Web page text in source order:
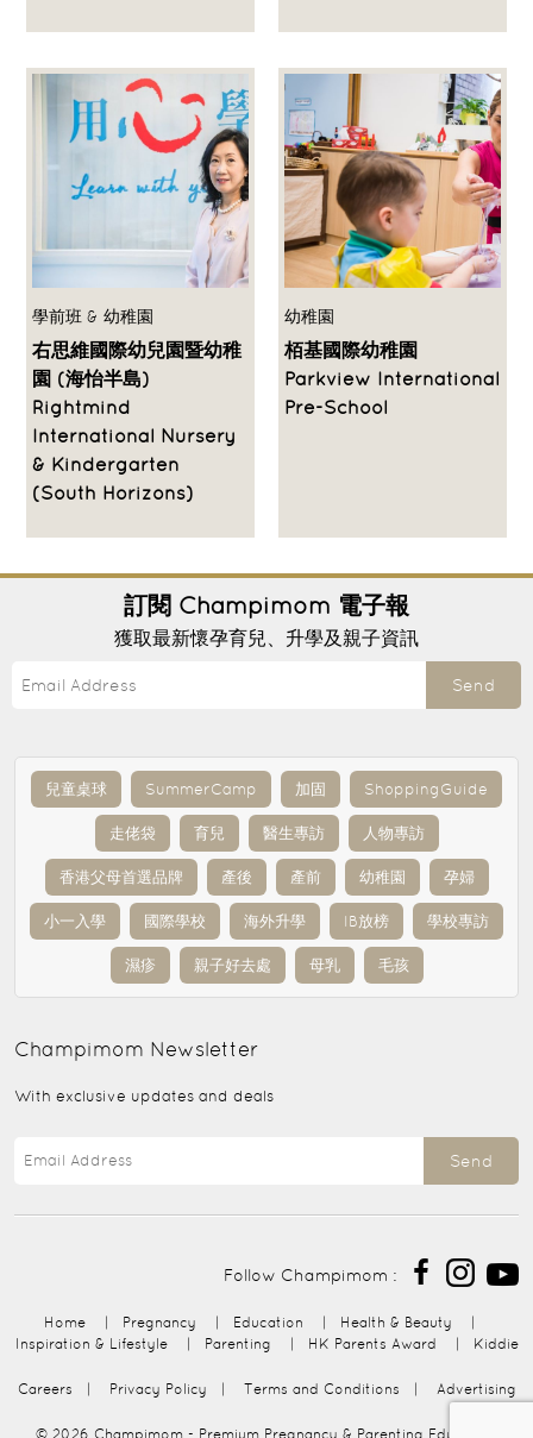
學前班 & 幼稚園
右思維國際幼兒園暨幼稚
園 (海怡半島)
Rightmind
International Nursery
& Kindergarten
(South Horizons)
幼稚園
栢基國際幼稚園
Parkview International
Pre-School
訂閱 Champimom 電子報
獲取最新懷孕育兒、升學及親子資訊
Send
兒童桌球 SummerCamp 加固 ShoppingGuide
走佬袋 育兒 醫生專訪 人物專訪
香港父母首選品牌 產後 產前 幼稚園 孕婦
小一入學 國際學校 海外升學 IB放榜 學校專訪
濕疹 親子好去處 母乳 毛孩
Champimom Newsletter
With exclusive updates and deals
Send
Follow Champimom :
Home Pregnancy Education Health & Beauty
Inspiration & Lifestyle
Parenting HK Parents Award Kiddie
Careers Privacy Policy Terms and Conditions Advertising
© 2026 Champimom - Premium Pregnancy & Parenting Education